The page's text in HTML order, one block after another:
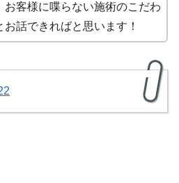
お客様に喋らない施術のこだわ
お話できればと思います！